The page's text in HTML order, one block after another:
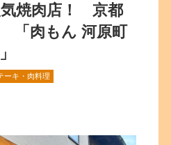
焼肉店！ 京都
「肉もん 河原町
ーキ・肉料理